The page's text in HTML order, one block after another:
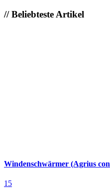
// Beliebteste Artikel
Windenschwärmer (Agrius
15